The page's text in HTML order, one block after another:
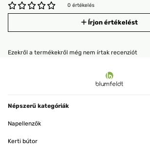
0 értékelés
Írjon értékelést
Ezekről a termékekről még nem írtak recenziót
Népszerű kategóriák
Napellenzők
Kerti bútor